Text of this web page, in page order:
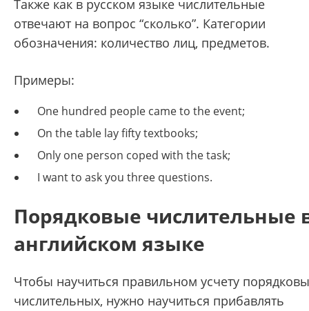
Также как в русском языке числительные
отвечают на вопрос “сколько”. Категории
обозначения: количество лиц, предметов.
Примеры:
One hundred people came to the event;
On the table lay fifty textbooks;
Only one person coped with the task;
I want to ask you three questions.
Порядковые числительные
английском языке
Чтобы научиться правильном усчету
числительных, нужно научиться прибавлять